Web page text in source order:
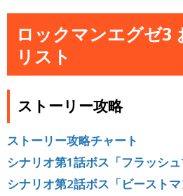
ロックマンエグゼ3
リスト
ストーリー攻略
ストーリー攻略チャート
シナリオ第1話ボス「フラッシュ
シナリオ第2話ボス「ビーストマ